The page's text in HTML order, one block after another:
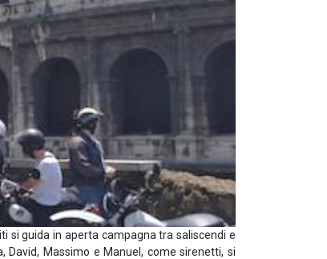
si guida in aperta campagna tra saliscendi e
Massimo e Manuel, come sirenetti, si